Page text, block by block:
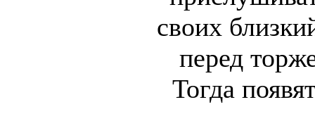
своих
перед
Тогда